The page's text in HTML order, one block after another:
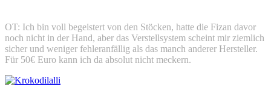
OT: Ich bin voll begeistert von den Stöcken, hatte die Fizan davor
noch nicht in der Hand, aber das Verstellsystem scheint mir ziemlich
sicher und weniger fehleranfällig als das manch anderer Hersteller.
Für 50€ Euro kann ich da absolut nicht meckern.